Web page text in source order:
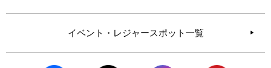
イベント・レジャースポット一覧